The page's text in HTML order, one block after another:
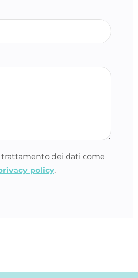
trattamento dei dati come
policy.